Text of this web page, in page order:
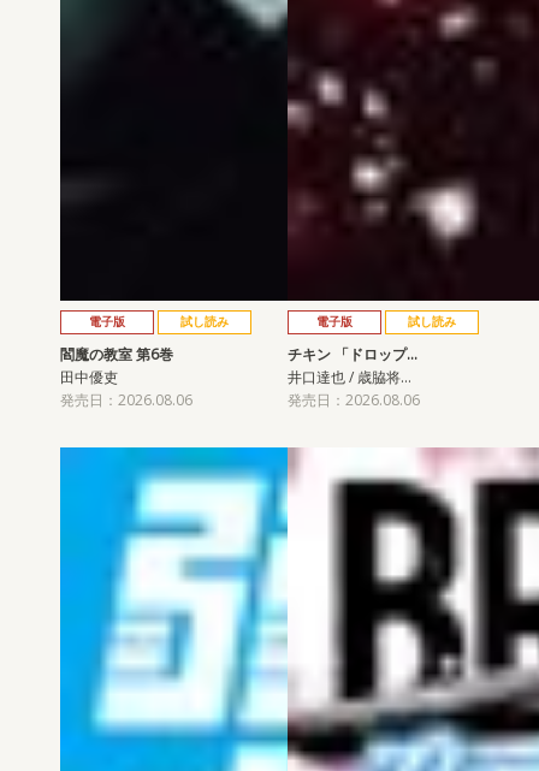
電子版 試し読み
閻魔の教室 第6巻
田中優吏
発売日：2026.08.06
電子版 試し読み
チキン 「ドロップ…
井口達也 / 歳脇将…
発売日：2026.08.06